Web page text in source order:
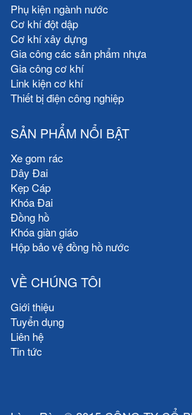
Phụ kiện ngành nước
Cơ khí đột dập
Cơ khí xây dựng
Gia công các sản phẩm nhựa
Gia công cơ khí
Link kiện cơ khí
Thiết bị điện công nghiệp
SẢN PHẨM NỔI BẬT
Xe gom rác
Dây Đai
Kẹp Cáp
Khóa Đai
Đồng hồ
Khóa giàn giáo
Hộp bảo vệ đồng hồ nước
VỀ CHÚNG TÔI
Giới thiệu
Tuyển dụng
Liên hệ
Tin tức